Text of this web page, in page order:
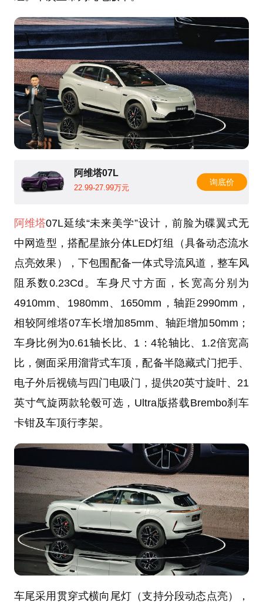
阿维塔07L
22.99-27.99万元
询底价
阿维塔07L延续“未来美学”设计，前脸为碟翼式无
中网造型，搭配星旅分体LED灯组（具备动态流水
点亮效果），下包围配备一体式导流风道，整车风
阻系数0.23Cd。车身尺寸方面，长宽高分别为
4910mm、1980mm、1650mm，轴距2990mm，
相较阿维塔07车长增加85mm、轴距增加50mm；
车身比例为0.61轴长比、1：4轮轴比、1.2倍宽高
比，侧面采用溜背式车顶，配备半隐藏式门把手、
电子外后视镜与四门电吸门，提供20英寸旋叶、21
英寸气旋两款轮毂可选，Ultra版搭载Brembo刹车
卡钳及车顶行李架。
车尾采用贯穿式横向尾灯（支持分段动态点亮），